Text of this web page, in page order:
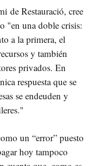
de Restauració, cree
"en una doble crisis:
a la primera, el
y también
privados. En
respuesta que se
se endeuden y
un “error” puesto
hoy tampoco